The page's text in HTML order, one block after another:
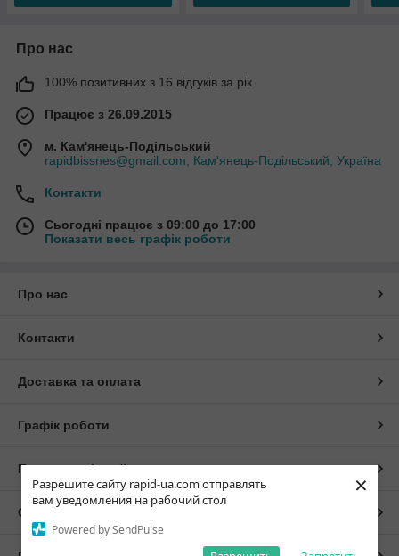
Разрешите сайту rapid-ua.com отправлять
вам уведомления на рабочий стол
Powered by SendPulse
×
Про нас
100% позитивних з 16 відгуків за рік
Працює з 26.09.2015
м. Кам'янець-Подільський
rapidbissnes@gmail.com, Кам'янець-Подільський, Україна
Контакти
Сьогодні працює з 09:00 до 17:00
Показати весь графік роботи
Про нас
Контакти
Доставка та оплата
Графік роботи
Повна версія сайту
Сайт створено на маркетплейсі